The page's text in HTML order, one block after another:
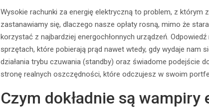
Wysokie rachunki za energię elektryczną to problem, z
zastanawiamy się, dlaczego nasze opłaty rosną, mimo że
korzystać z najbardziej energochłonnych urządzeń.
sprzętach, które pobierają prąd nawet wtedy, gdy wydaje nam
działania trybu czuwania (standby) oraz świadome podejście
stronę realnych oszczędności, które odczujesz w swoim
Czym dokładnie są